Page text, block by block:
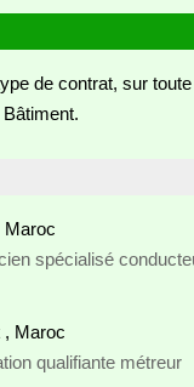
de contrat, sur
Maroc
spécialisé
, Maroc
qualifiante métreur